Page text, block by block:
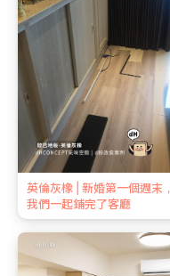
英倫灰橡 | 新婚第一個週末，
我們一起鋪完了客廳